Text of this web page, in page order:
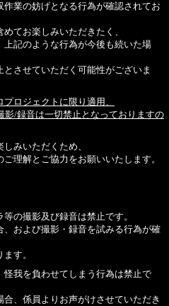
業の妨げとなる行為が確認されてお
てお楽しみいただきたく、
記のような行為が今後も続いた場
させていただく可能性がございま
ロジェクトに限り適用、
影/録音は一切禁止となっておりますの
みいただくため、
理解とご協力をお願いいたします。
の撮影及び録音は禁止です。
および撮影・録音を試みる行為が確
す。
怪我を負わせてしまう行為は禁止で
、係員よりお声がけさせていただき